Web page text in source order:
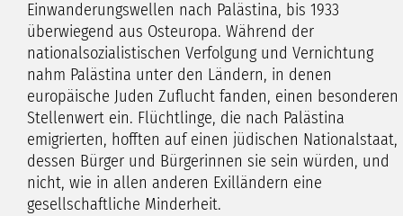
Einwanderungswellen nach Palästina, bis 1933
überwiegend aus Osteuropa. Während der
nationalsozialistischen Verfolgung und Vernichtung
nahm Palästina unter den Ländern, in denen
europäische Juden Zuflucht fanden, einen besonderen
Stellenwert ein. Flüchtlinge, die nach Palästina
emigrierten, hofften auf einen jüdischen Nationalstaat,
dessen Bürger und Bürgerinnen sie sein würden, und
nicht, wie in allen anderen Exilländern eine
gesellschaftliche Minderheit.